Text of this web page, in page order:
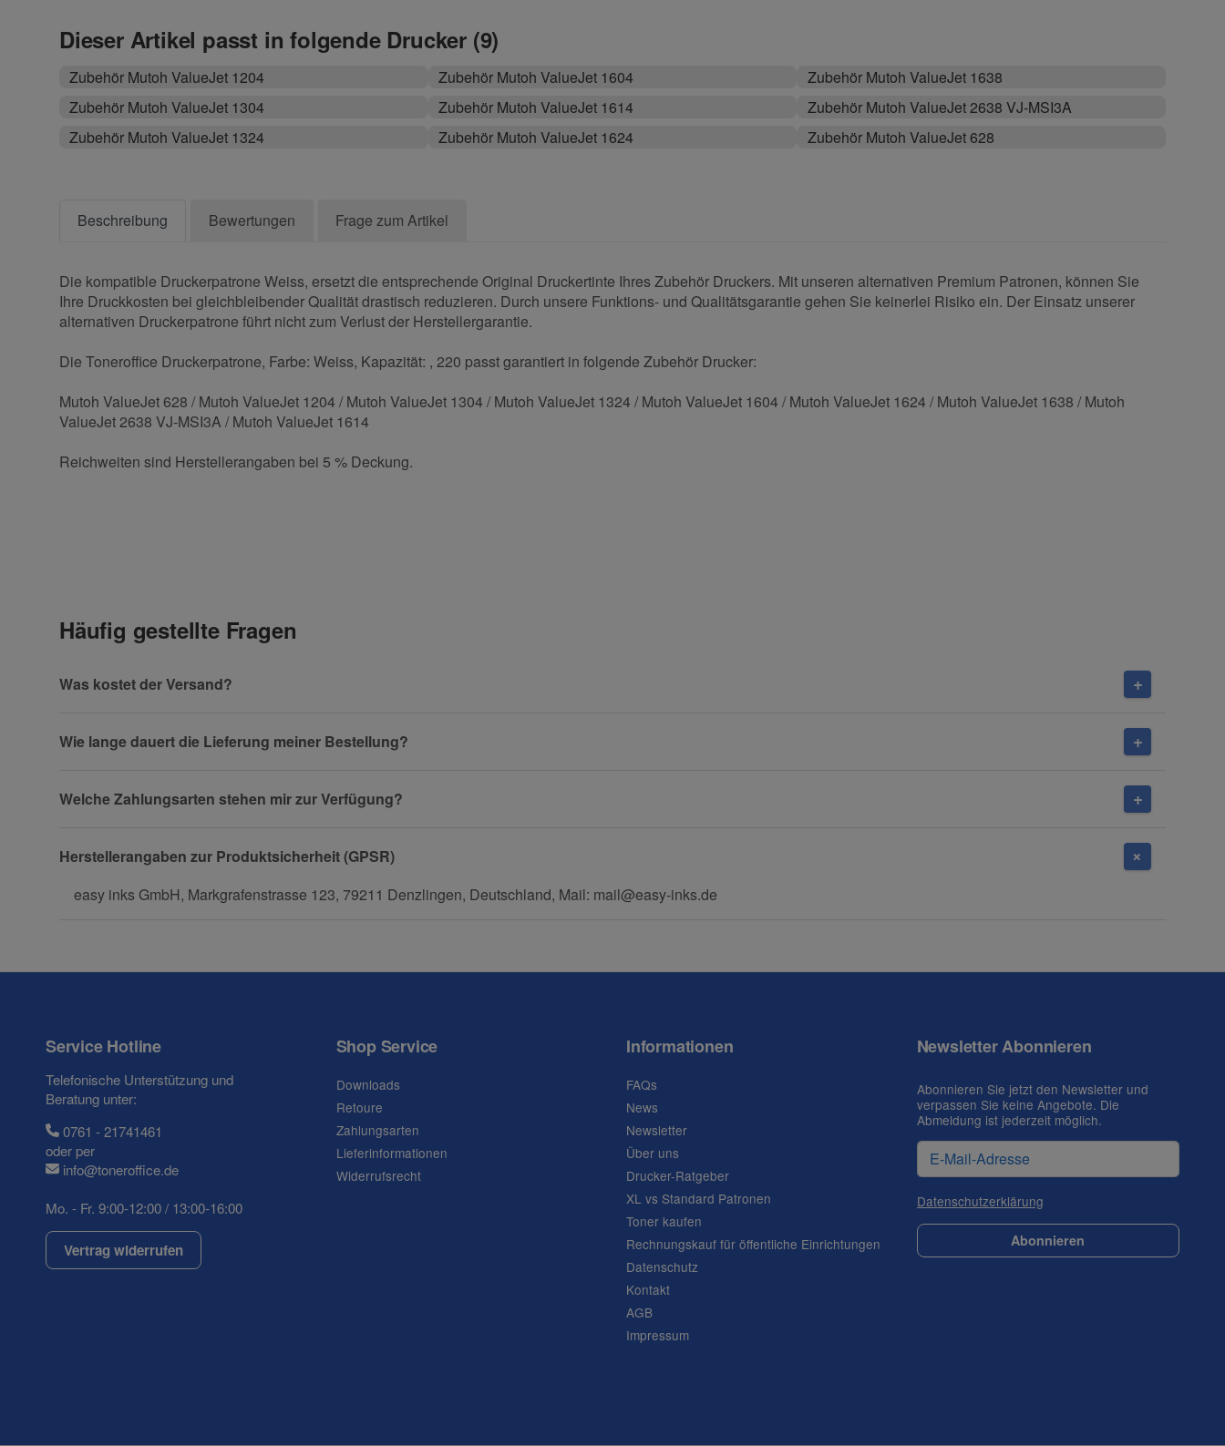
Dieser Artikel passt in folgende Drucker (9)
Zubehör Mutoh ValueJet 1204
Zubehör Mutoh ValueJet 1304
Zubehör Mutoh ValueJet 1324
Zubehör Mutoh ValueJet 1604
Zubehör Mutoh ValueJet 1614
Zubehör Mutoh ValueJet 1624
Zubehör Mutoh ValueJet 1638
Zubehör Mutoh ValueJet 2638 VJ-MSI3A
Zubehör Mutoh ValueJet 628
Beschreibung Bewertungen Frage zum Artikel
Die kompatible Druckerpatrone Weiss, ersetzt die entsprechende Original Druckertinte Ihres Zubehör Druckers. Mit unseren alternativen Premium Patronen, können Sie
Ihre Druckkosten bei gleichbleibender Qualität drastisch reduzieren. Durch unsere Funktions- und Qualitätsgarantie gehen Sie keinerlei Risiko ein. Der Einsatz unserer
alternativen Druckerpatrone führt nicht zum Verlust der Herstellergarantie.
Die Toneroffice Druckerpatrone, Farbe: Weiss, Kapazität: , 220 passt garantiert in folgende Zubehör Drucker:
Mutoh ValueJet 628 / Mutoh ValueJet 1204 / Mutoh ValueJet 1304 / Mutoh ValueJet 1324 / Mutoh ValueJet 1604 / Mutoh ValueJet 1624 / Mutoh ValueJet 1638 / Mutoh
ValueJet 2638 VJ-MSI3A / Mutoh ValueJet 1614
Reichweiten sind Herstellerangaben bei 5 % Deckung.
Telefon
Frage zum Artikel
Häufig gestellte Fragen
Was kostet der Versand?
Wie lange dauert die Lieferung meiner Bestellung?
Welche Zahlungsarten stehen mir zur Verfügung?
Herstellerangaben zur Produktsicherheit (GPSR)
easy inks GmbH, Markgrafenstrasse 123, 79211 Denzlingen, Deutschland, Mail: mail@easy-inks.de
Service Hotline
Telefonische Unterstützung und
Beratung unter:
0761 - 21741461
oder per
info@toneroffice.de
Mo. - Fr. 9:00-12:00 / 13:00-16:00
Vertrag widerrufen
Shop Service
Downloads
Retoure
Zahlungsarten
Lieferinformationen
Widerrufsrecht
Informationen
FAQs
News
Newsletter
Über uns
Drucker-Ratgeber
XL vs Standard Patronen
Toner kaufen
Rechnungskauf für öffentliche Einrichtungen
Datenschutz
Kontakt
AGB
Impressum
Newsletter Abonnieren
Abonnieren Sie jetzt den Newsletter und
verpassen Sie keine Angebote. Die
Abmeldung ist jederzeit möglich.
Datenschutzerklärung
Abonnieren